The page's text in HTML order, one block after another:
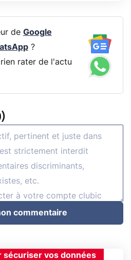
de Google
?
rater de l'actu
commentaire
sécuriser vos données